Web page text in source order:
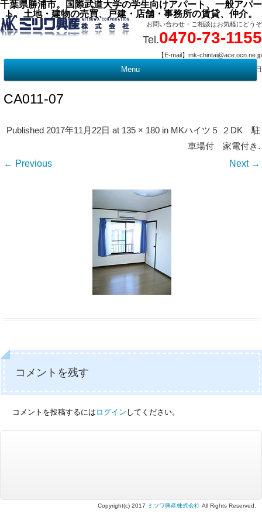
千葉県勝浦市。国際武道大学の学生向けアパート、一般アパー
ト、土地・建物の売買、戸建・店舗・事務所の賃貸、仲介。
お問い合わせ・ご相談はお気軽にどうぞ
Tel.0470-73-1155
【E-mail】mk-chintai@ace.ocn.ne.jp
【営業時間】09:00 ～ 17:15 【定 休 日】水曜・祭日
Menu
CA011-07
Published2017年11月22日 at 135 × 180 in MKハイツ５ ２DK 駐
車場付 家電付き .
← Previous Next →
コメントを残す
コメントを投稿するには ログイン してください。
Copyright(c) 2017 ミツワ興産株式会社 All Rights Reserved.